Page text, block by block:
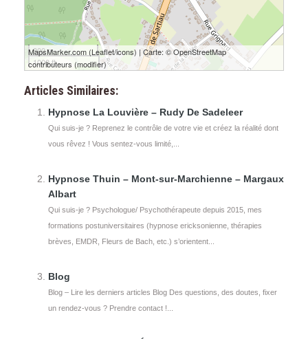
300 m
1000 ft
MapsMarker.com (Leaflet/icons) | Carte: ©OpenStreetMap
contributeurs (modifier)
Articles Similaires:
Hypnose La Louvière – Rudy De Sadeleer
Qui suis-je ? Reprenez le contrôle de votre vie et créez la réalité dont
vous rêvez ! Vous sentez-vous limité,...
Hypnose Thuin – Mont-sur-Marchienne – Margaux
Albart
Qui suis-je ? Psychologue/ Psychothérapeute depuis 2015, mes
formations postuniversitaires (hypnose ericksonienne, thérapies
brèves, EMDR, Fleurs de Bach, etc.) s’orientent...
Blog
Blog – Lire les derniers articles Blog Des questions, des doutes, fixer
un rendez-vous ? Prendre contact !...